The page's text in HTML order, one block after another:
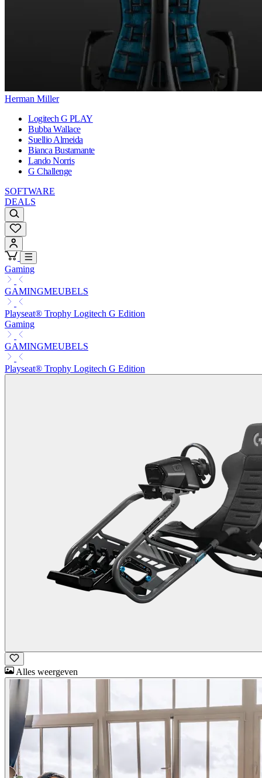
Herman Miller
Logitech G PLAY
Bubba Wallace
Suellio Almeida
Bianca Bustamante
Lando Norris
G Challenge
SOFTWARE
DEALS
Gaming
GAMINGMEUBELS
Playseat® Trophy Logitech G Edition
Gaming
GAMINGMEUBELS
Playseat® Trophy Logitech G Edition
Alles weergeven